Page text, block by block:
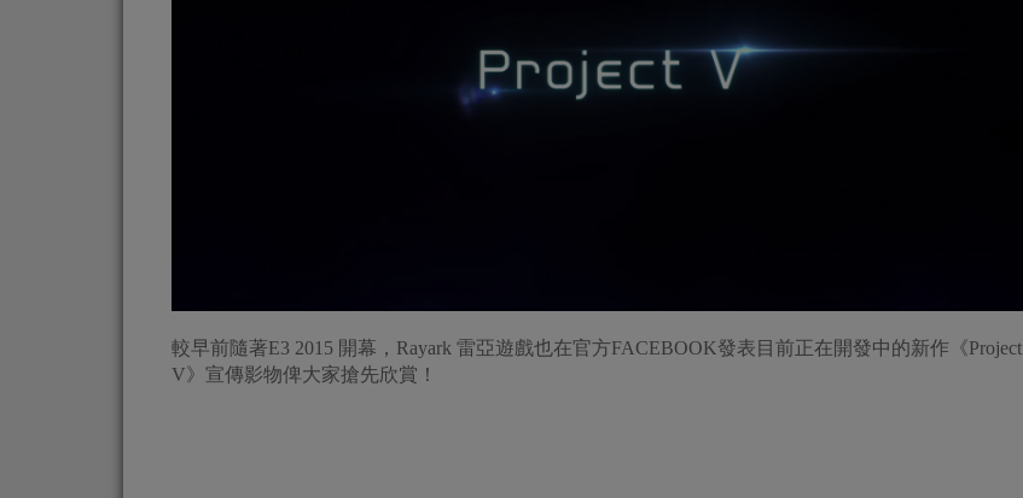
較早前隨著E3 2015 開幕，Rayark 雷亞遊戲也在官方FACEBOOK發表目前正在開發中的新作《Project
V》宣傳影物俾大家搶先欣賞！